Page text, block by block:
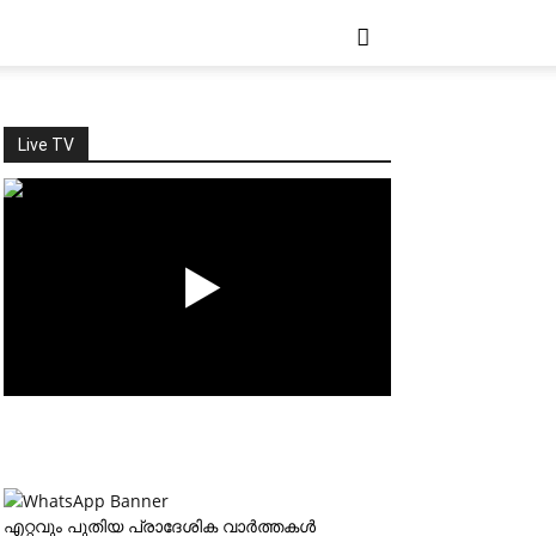
Live TV
എറ്റവും പുതിയ പ്രാദേശിക വാര്‍ത്തകള്‍